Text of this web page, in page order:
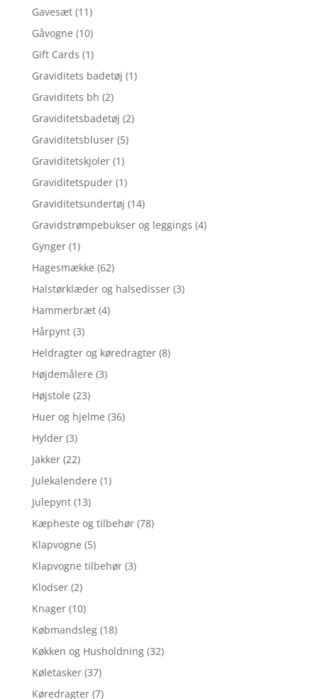
Gavesæt (11)
Gåvogne (10)
Gift Cards (1)
Graviditets badetøj (1)
Graviditets bh (2)
Graviditetsbadetøj (2)
Graviditetsbluser (5)
Graviditetskjoler (1)
Graviditetspuder (1)
Graviditetsundertøj (14)
Gravidstrømpebukser og leggings (4)
Gynger (1)
Hagesmække (62)
Halstørklæder og halsedisser (3)
Hammerbræt (4)
Hårpynt (3)
Heldragter og køredragter (8)
Højdemålere (3)
Højstole (23)
Huer og hjelme (36)
Hylder (3)
Jakker (22)
Julekalendere (1)
Julepynt (13)
Kæpheste og tilbehør (78)
Klapvogne (5)
Klapvogne tilbehør (3)
Klodser (2)
Knager (10)
Købmandsleg (18)
Køkken og Husholdning (32)
Køletasker (37)
Køredragter (7)